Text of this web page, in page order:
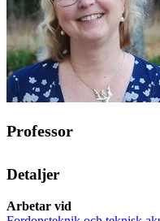
Professor
Detaljer
Arbetar vid